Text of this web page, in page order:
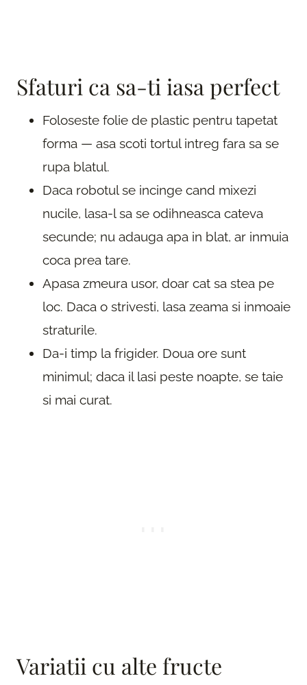
Sfaturi ca sa-ti iasa perfect
Foloseste folie de plastic pentru tapetat
forma — asa scoti tortul intreg fara sa se
rupa blatul.
Daca robotul se incinge cand mixezi
nucile, lasa-l sa se odihneasca cateva
secunde; nu adauga apa in blat, ar inmuia
coca prea tare.
Apasa zmeura usor, doar cat sa stea pe
loc. Daca o strivesti, lasa zeama si inmoaie
straturile.
Da-i timp la frigider. Doua ore sunt
minimul; daca il lasi peste noapte, se taie
si mai curat.
Variatii cu alte fructe